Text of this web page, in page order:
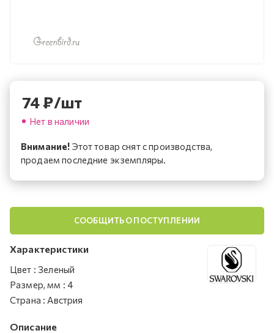
74₽/шт
Нет в наличии
Внимание! Этот товар снят с производства,
продаем последние экземпляры.
СООБЩИТЬ О ПОСТУПЛЕНИИ
Характеристики
Цвет : Зеленый
Размер, мм : 4
Страна : Австрия
Описание